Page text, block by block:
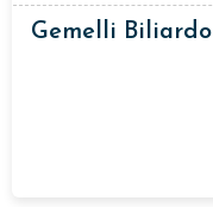
Gemelli Biliardo